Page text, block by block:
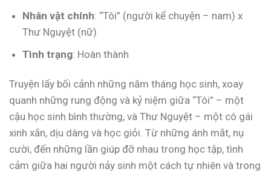
Nhân vật chính: “Tôi” (người kể chuyện – nam) x
Thư Nguyệt (nữ)
Tình trạng: Hoàn thành
Truyện lấy bối cảnh những năm tháng học sinh, xoay
quanh những rung động và kỷ niệm giữa “Tôi” – một
cậu học sinh bình thường, và Thư Nguyệt – một cô gái
xinh xắn, dịu dàng và học giỏi. Từ những ánh mắt, nụ
cười, đến những lần giúp đỡ nhau trong học tập, tình
cảm giữa hai người nảy sinh một cách tự nhiên và trong